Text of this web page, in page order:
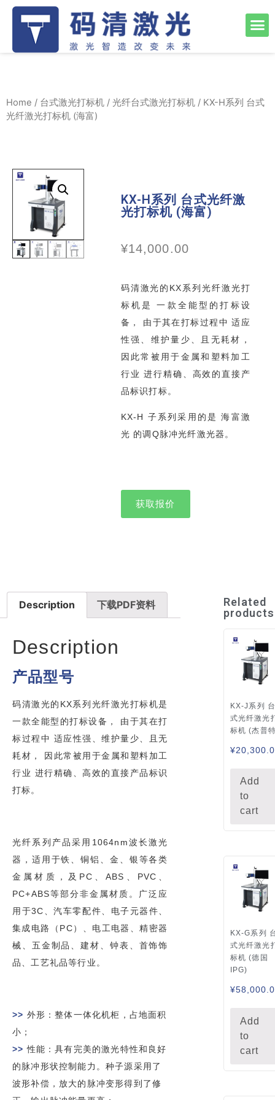
Home / 台式激光打标机 / 光纤台式激光打标机 / KX-H系列 台式
光纤激光打标机 (海富)
KX-H系列 台式光纤激
光打标机 (海富)
¥14,000.00
码清激光的KX系列光纤激光打
标机是 一款全能型的打标设
备， 由于其在打标过程中 适应
性强、维护量少、且无耗材，
因此常被用于金属和塑料加工
行业 进行精确、高效的直接产
品标识打标。
KX-H 子系列采用的是 海富激
光 的调Q脉冲光纤激光器。
获取报价
Description 下载PDF资料
Description
产品型号
码清激光的KX系列光纤激光打标机是
一款全能型的打标设备， 由于其在打
标过程中 适应性强、维护量少、且无
耗材， 因此常被用于金属和塑料加工
行业 进行精确、高效的直接产品标识
打标。
光纤系列产品采用1064nm波长激光
器，适用于铁、铜铝、金、银等各类
金属材质，及PC、ABS、PVC、
PC+ABS等部分非金属材质。广泛应
用于3C、汽车零配件、电子元器件、
集成电路（PC）、电工电器、精密器
械、五金制品、建材、钟表、首饰饰
品、工艺礼品等行业。
>> 外形：整体一体化机柜，占地面积
小；
>> 性能：具有完美的激光特性和良好
的脉冲形状控制能力。种子源采用了
波形补偿，放大的脉冲变形得到了修
Related
products
KX-J系列
式光纤激光
标机 (杰普
¥
Add
to
cart
KX-G系列
式光纤激光
标机 (德国
IPG)
¥
Add
to
cart